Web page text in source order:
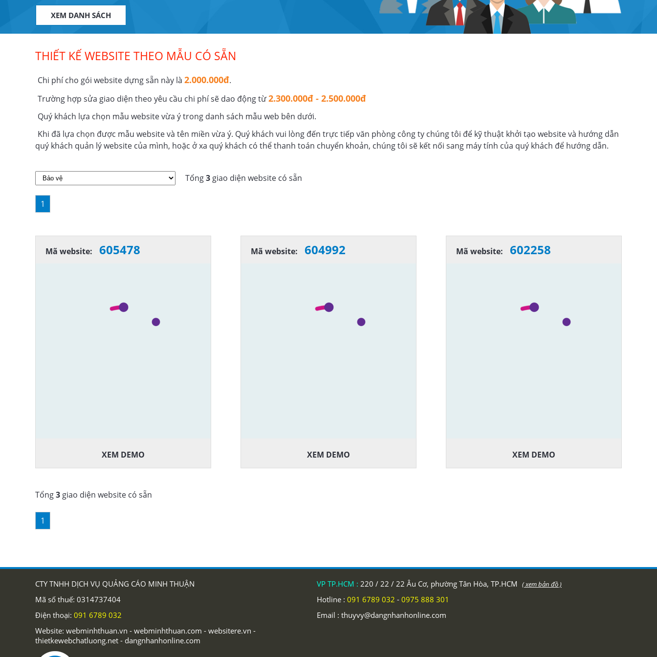
Mẫu WebThực phẩm Váy Cưới - Chụp Ảnh Mẫu WebY Tế - Sức Khỏe
XEM DANH SÁCH
THIẾT KẾ WEBSITE THEO MẪU CÓ SẴN
Chi phí cho gói website dựng sẵn này là 2.000.000đ.
Trường hợp sửa giao diện theo yêu cầu chi phí sẽ dao động từ2.300.000đ - 2.500.000đ
Quý khách lựa chọn mẫu website vừa ý trong danh sách mẫu web bên dưới.
Khi đã lựa chọn được mẫu website và tên miền vừa ý. Quý khách vui lòng đến trực tiếp văn phòng công ty chúng tôi để kỹ thuật khởi tạo website và hướng dẫn
quý khách quản lý website của mình, hoặc ở xa quý khách có thể thanh toán chuyển khoản, chúng tôi sẽ kết nối sang máy tính của quý khách để hướng dẫn.
Tổng3 giao diện website có sẵn
1
Mã website: 605478
XEM DEMO
Mã website: 604992
XEM DEMO
Mã website: 602258
XEM DEMO
Tổng3 giao diện website có sẵn
1
CTY TNHH DỊCH VỤ QUẢNG CÁO MINH THUẬN
Mã số thuế: 0314737404
Điện thoại: 091 6789 032
Website: webminhthuan.vn - webminhthuan.com - websitere.vn -
thietkewebchatluong.net - dangnhanhonline.com
VP TP.HCM : 220 / 22 / 22 Âu Cơ, phường Tân Hòa, TP.HCM ( xem bản đồ )
Hotline : 091 6789 032 - 0975 888 301
Email : thuyvy@dangnhanhonline.com